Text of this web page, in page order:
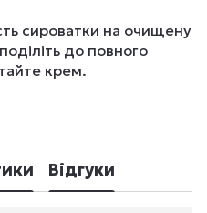
сироватки на очищену
до повного
крем.
Відгуки